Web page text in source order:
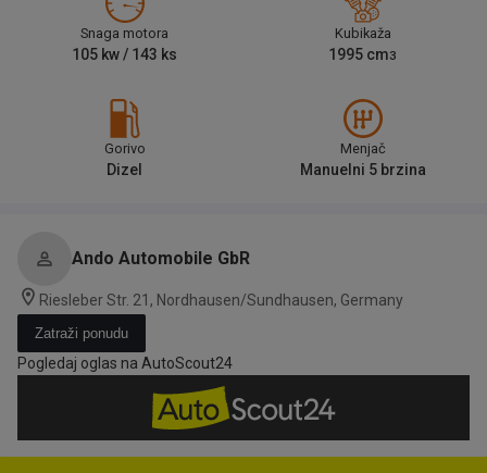
Snaga motora
105 kw / 143 ks
Kubikaža
1995 cm3
Gorivo
Dizel
Menjač
Manuelni 5 brzina
Ando Automobile GbR
Riesleber Str. 21, Nordhausen/Sundhausen, Germany
Zatraži ponudu
Pogledaj oglas na AutoScout24